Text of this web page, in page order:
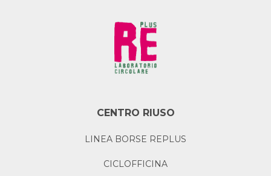
CENTRO RIUSO
LINEA BORSE REPLUS
CICLOFFICINA